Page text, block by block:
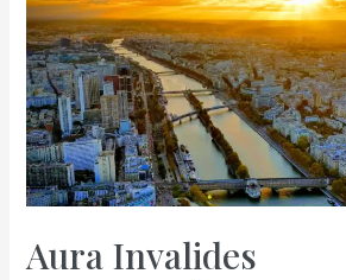
Aura Invalides